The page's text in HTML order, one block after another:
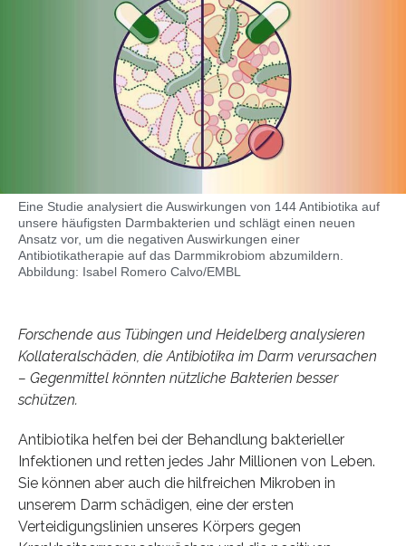
Eine Studie analysiert die Auswirkungen von 144 Antibiotika auf
unsere häufigsten Darmbakterien und schlägt einen neuen
Ansatz vor, um die negativen Auswirkungen einer
Antibiotikatherapie auf das Darmmikrobiom abzumildern.
Abbildung: Isabel Romero Calvo/EMBL
Forschende aus Tübingen und Heidelberg analysieren
Kollateralschäden, die Antibiotika im Darm verursachen
– Gegenmittel könnten nützliche Bakterien besser
schützen.
Antibiotika helfen bei der Behandlung bakterieller
Infektionen und retten jedes Jahr Millionen von Leben.
Sie können aber auch die hilfreichen Mikroben in
unserem Darm schädigen, eine der ersten
Verteidigungslinien unseres Körpers gegen